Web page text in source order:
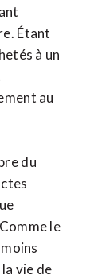
Étant
à un
au
du
le
vie de